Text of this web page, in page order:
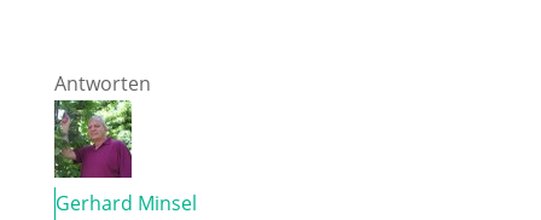
Antworten
Gerhard Minsel